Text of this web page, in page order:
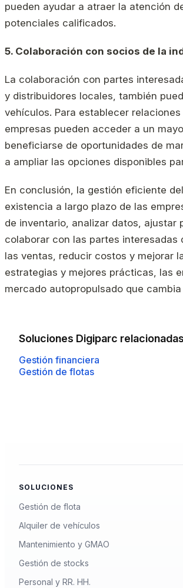
pueden ayudar a atraer la atención
potenciales calificados.
5. Colaboración con socios de la
La colaboración con partes
y distribuidores locales, también
vehículos. Para establecer
empresas pueden acceder a un
beneficiarse de oportunidades de
a ampliar las opciones disponibles
En conclusión, la gestión eficiente
existencia a largo plazo de las
de inventario, analizar datos, ajustar
colaborar con las partes
las ventas, reducir costos y mejorar
estrategias y mejores prácticas, las
mercado autopropulsado que
Soluciones Digiparc relacionadas
Gestión financiera
Gestión de flotas
SOLUCIONES
Gestión de flota
Alquiler de vehículos
Mantenimiento y GMAO
Gestión de stocks
Personal y RR. HH.